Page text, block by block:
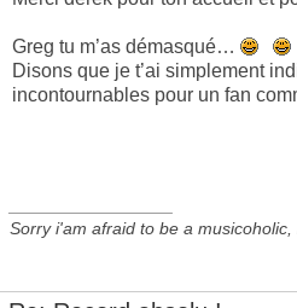
Greg tu m’as démasqué…
Disons que je t’ai simplement
incontournables pour un fan
Sorry i'am afraid to be a